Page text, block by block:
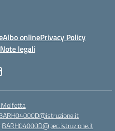
Albo onlinePrivacy Policy
Note legali
Molfetta
BARH04000D@pec.istruzione.it